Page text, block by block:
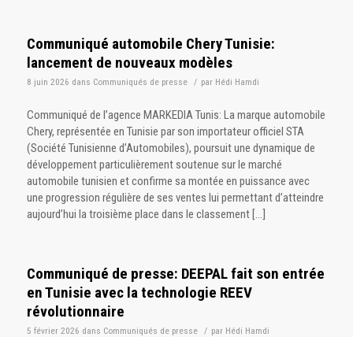
Communiqué automobile Chery Tunisie:
lancement de nouveaux modèles
8 juin 2026 dans Communiqués de presse / par Hédi Hamdi
Communiqué de l’agence MARKEDIA Tunis: La marque automobile
Chery, représentée en Tunisie par son importateur officiel STA
(Société Tunisienne d’Automobiles), poursuit une dynamique de
développement particulièrement soutenue sur le marché
automobile tunisien et confirme sa montée en puissance avec
une progression régulière de ses ventes lui permettant d’atteindre
aujourd’hui la troisième place dans le classement […]
Communiqué de presse: DEEPAL fait son entrée
en Tunisie avec la technologie REEV
révolutionnaire
5 février 2026 dans Communiqués de presse / par Hédi Hamdi